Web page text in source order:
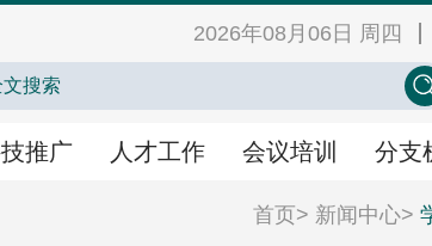
2026年08月06日 周四
推广 人才工作 会议培训 分支
业农村人才网 中心学会门户网 EN
会议培训
首页> 新闻中心>